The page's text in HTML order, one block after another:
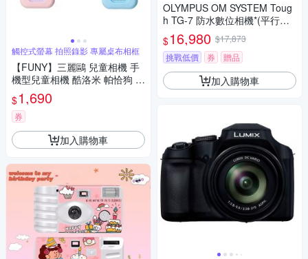
觸控式螢幕 拍照錄影 專屬桌布相框
【FUNY】三麗鷗 兒童相機 手
機型兒童相機 酷洛米 帕恰狗 大
耳狗
$1,690
券
加入購物車
OLYMPUS OM SYSTEM Toug
h TG-7 防水數位相機*(平行輸
入)-黑
$16,980 $17,873
挑戰低價
券 贈品
加入購物車